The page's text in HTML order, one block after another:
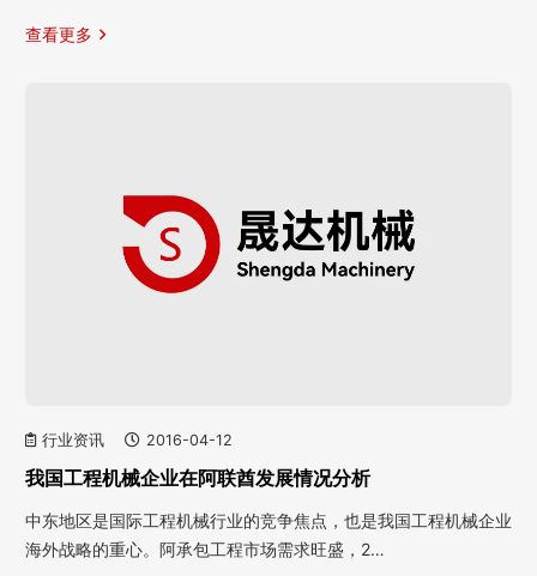
查看更多
行业资讯 2016-04-12
我国工程机械企业在阿联酋发展情况分析
中东地区是国际工程机械行业的竞争焦点，也是我国工程机械企业
海外战略的重心。阿承包工程市场需求旺盛，2…